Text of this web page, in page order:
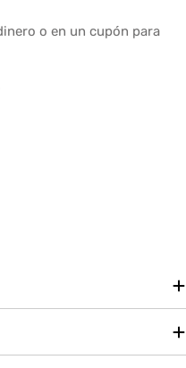
o en un cupón para